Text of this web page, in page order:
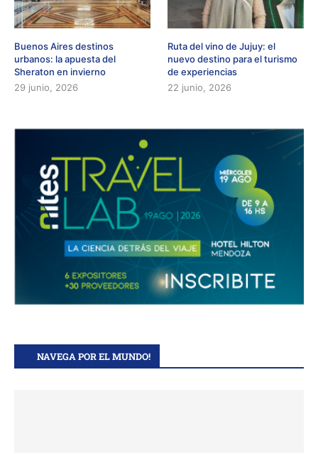
Buenos Aires destinos
urbanos: la apuesta del
Sheraton en invierno
29 junio, 2026
Ruta del vino de Jujuy: el
nuevo destino para el turismo
de experiencias
22 junio, 2026
NAVEGA POR EL MUNDO!